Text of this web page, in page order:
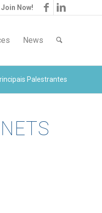
Join Now!
News
Palestrantes